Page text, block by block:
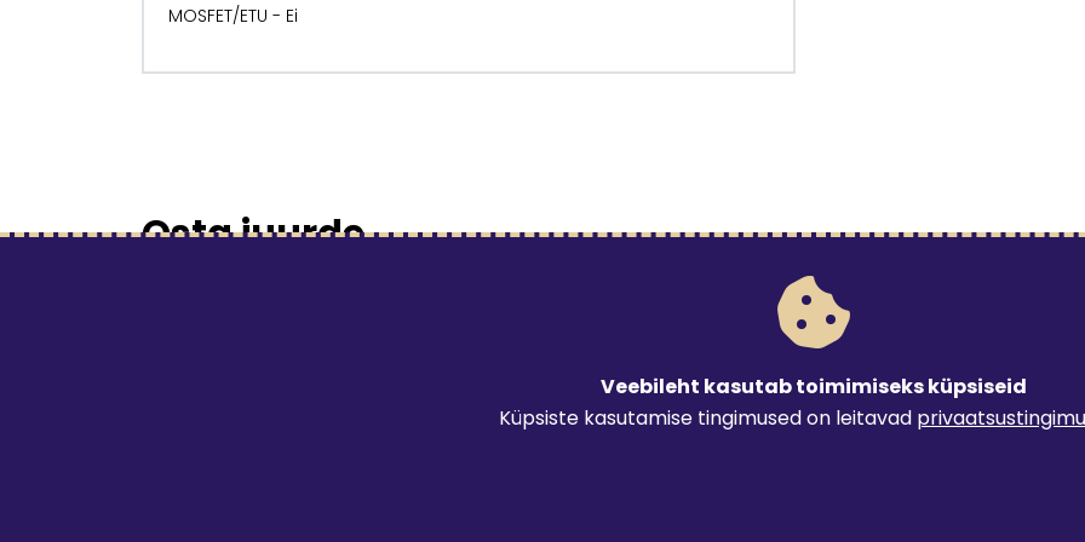
MOSFET/ETU - Ei
Osta juurde
Veebileht kasutab toimimiseks küpsiseid
Küpsiste kasutamise tingimused on leitavad